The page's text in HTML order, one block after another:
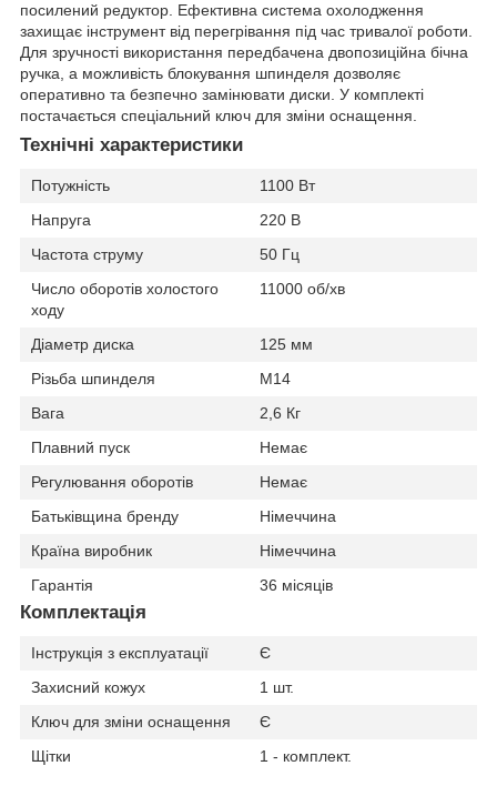
посилений редуктор. Ефективна система охолодження
захищає інструмент від перегрівання під час тривалої роботи.
Для зручності використання передбачена двопозиційна бічна
ручка, а можливість блокування шпинделя дозволяє
оперативно та безпечно замінювати диски. У комплекті
постачається спеціальний ключ для зміни оснащення.
Технічні характеристики
Потужність
1100 Вт
Напруга
220 В
Частота струму
50 Гц
Число оборотів холостого
ходу
11000 об/хв
Діаметр диска
125 мм
Різьба шпинделя
М14
Вага
2,6 Кг
Плавний пуск
Немає
Регулювання оборотів
Немає
Батьківщина бренду
Німеччина
Країна виробник
Німеччина
Гарантія
36 місяців
Комплектація
Інструкція з експлуатації
Є
Захисний кожух
1 шт.
Ключ для зміни оснащення
Є
Щітки
1 - комплект.